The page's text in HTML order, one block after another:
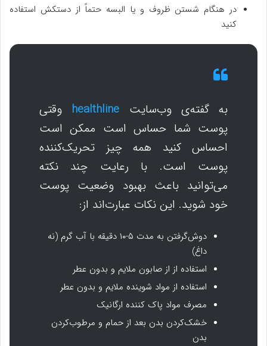
در هنگام شستن ظروف و یا البسه حتماً از دستکش استفاده
کنید
به گفته‌ی وب‌سایت healthline وقتی
پوست شما حساس است ممکن است
احساس کنید همه چیز تحریک‌کننده
پوست است. با رعایت چند نکته
می‌توانید باعث بهبود وضعیت پوست
خود شوید. این نکات عبارت‌اند از:
دوش‌گرفتن به مدت ۵-۱۰ دقیقه با آب گرم (نه
داغ)
استفاده از از صابون ملایم و بدون عطر
استفاده از مواد شوینده ملایم و بدون عطر
مصرف مواد پاک کننده ارگانیک
خشک‌کردن بدن بعد از حمام و مرطوب‌کردن
بدن